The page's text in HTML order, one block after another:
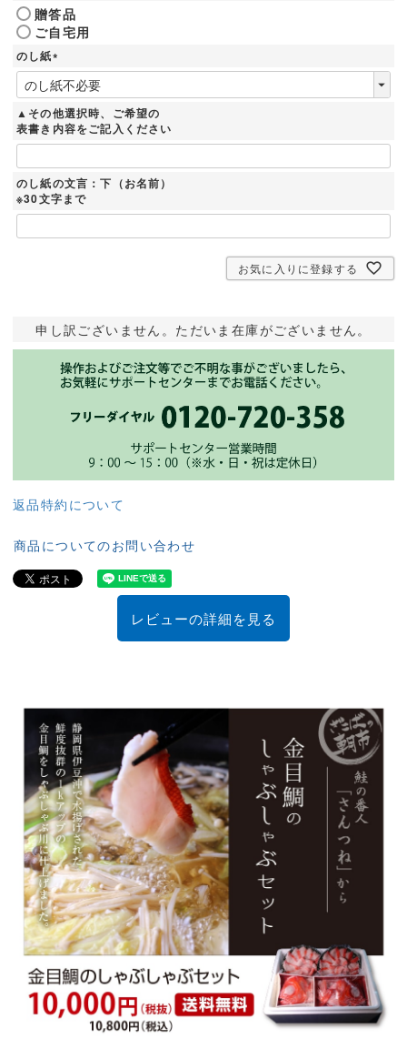
必
須
贈答品
ご自宅用
のし紙
(
必
須
)
▲その他選択時、ご希望の
表書き内容をご記入ください
のし紙の文言：下（お名前）
※30文字まで
お気に入りに登録する
申し訳ございません。ただいま在庫がございません。
返品特約について
商品についてのお問い合わせ
レビューの詳細を見る